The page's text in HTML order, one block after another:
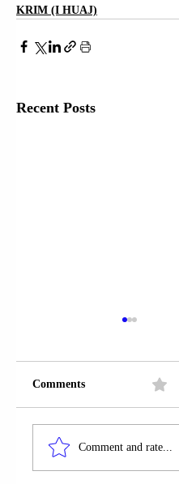
KRIM (I HUAJ)
Recent Posts
FSHATI PASJAK;
ARTANË
Comments
Comment and rate...